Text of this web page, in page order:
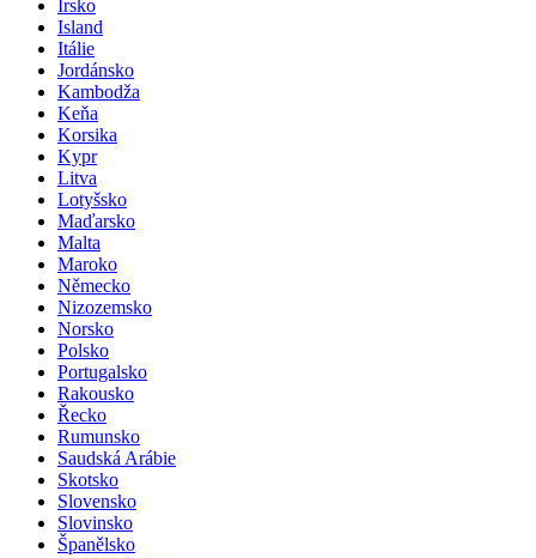
Irsko
Island
Itálie
Jordánsko
Kambodža
Keňa
Korsika
Kypr
Litva
Lotyšsko
Maďarsko
Malta
Maroko
Německo
Nizozemsko
Norsko
Polsko
Portugalsko
Rakousko
Řecko
Rumunsko
Saudská Arábie
Skotsko
Slovensko
Slovinsko
Španělsko